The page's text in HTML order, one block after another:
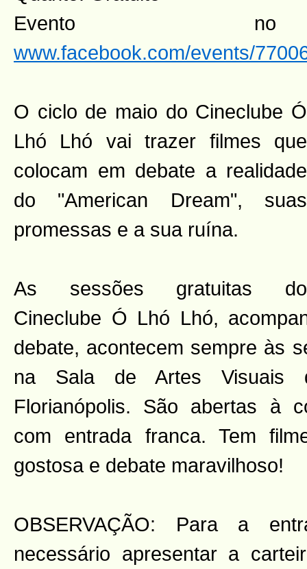
Evento
www.facebook.com/events/
O ciclo de maio do Cineclube Ó
Lhó Lhó vai trazer filmes que
colocam em debate a realidade
do "American Dream", suas
promessas e a sua ruína.
As sessões gratuitas do
Cineclube Ó Lhó Lhó,
debate, acontecem sempre às
na Sala de Artes Visuais
Florianópolis. São abertas à
com entrada franca. Tem
gostosa e debate maravilhoso!
OBSERVAÇÃO: Para a
necessário apresentar a